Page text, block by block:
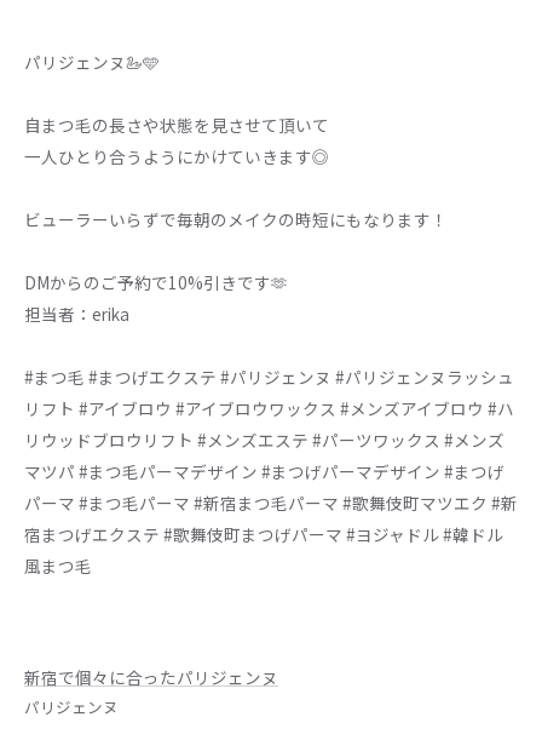
パリジェンヌ🦢🩵
自まつ毛の長さや状態を見させて頂いて
一人ひとり合うようにかけていきます◎
ビューラーいらずで毎朝のメイクの時短にもなります！
DMからのご予約で10%引きです🫶
担当者：erika
#まつ毛 #まつげエクステ #パリジェンヌ #パリジェンヌラッシュ
リフト #アイブロウ #アイブロウワックス #メンズアイブロウ #ハ
リウッドブロウリフト #メンズエステ #パーツワックス #メンズ
マツパ #まつ毛パーマデザイン #まつげパーマデザイン #まつげ
パーマ #まつ毛パーマ #新宿まつ毛パーマ #歌舞伎町マツエク #新
宿まつげエクステ #歌舞伎町まつげパーマ #ヨジャドル #韓ドル
風まつ毛
新宿で個々に合ったパリジェンヌ
パリジェンヌ